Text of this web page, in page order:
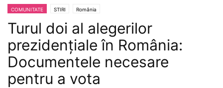
COMUNITATE STIRI România
Turul doi al alegerilor
prezidențiale în România:
Documentele necesare
pentru a vota